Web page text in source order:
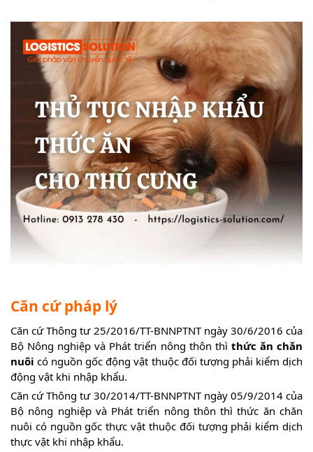
Căn cứ pháp lý
Căn cứ Thông tư 25/2016/TT-BNNPTNT ngày 30/6/2016 của
Bộ Nông nghiệp và Phát triển nông thôn thì thức ăn chăn
nuôi có nguồn gốc động vật thuộc đối tượng phải kiểm dịch
động vật khi nhập khẩu.
Căn cứ Thông tư 30/2014/TT-BNNPTNT ngày 05/9/2014 của
Bộ nông nghiệp và Phát triển nông thôn thì thức ăn chăn
nuôi có nguồn gốc thực vật thuộc đối tượng phải kiểm dịch
thực vật khi nhập khẩu.